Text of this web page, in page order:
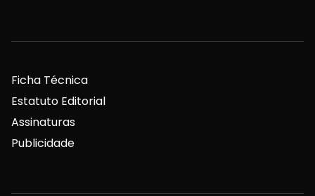
Ficha Técnica
Estatuto Editorial
Assinaturas
Publicidade